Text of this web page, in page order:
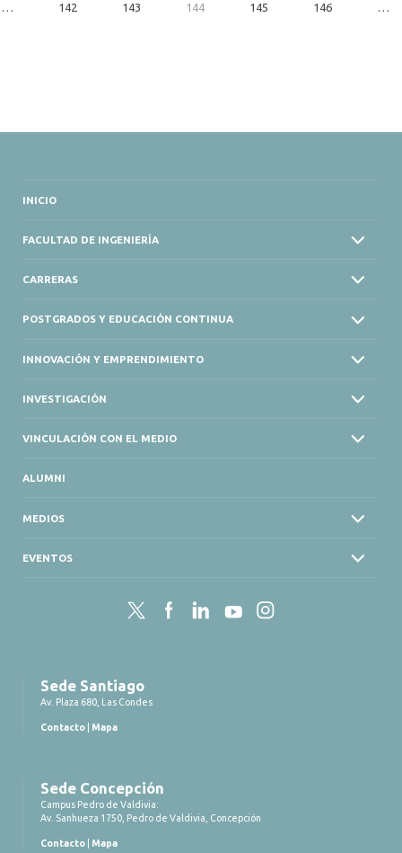
… 142 143 144 145 146 …
INICIO
FACULTAD DE INGENIERÍA
CARRERAS
POSTGRADOS Y EDUCACIÓN CONTINUA
INNOVACIÓN Y EMPRENDIMIENTO
INVESTIGACIÓN
VINCULACIÓN CON EL MEDIO
ALUMNI
MEDIOS
EVENTOS
Twitter FacebookLinkedInYouTubeInstagram
Sede Santiago
Av. Plaza 680, Las Condes
Contacto Mapa
Sede Concepción
Campus Pedro de Valdivia:
Av. Sanhueza 1750, Pedro de Valdivia, Concepción
Contacto Mapa